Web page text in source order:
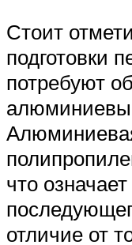
Стоит
подготовки
потребуют
что
отличие от